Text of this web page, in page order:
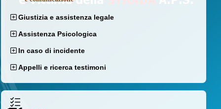
Giustizia e assistenza legale
Assistenza Psicologica
In caso di incidente
Appelli e ricerca testimoni